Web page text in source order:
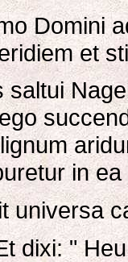
Domini
et
in
universa
dixi: "